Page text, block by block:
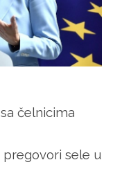
čelnicima
pregovori sele u